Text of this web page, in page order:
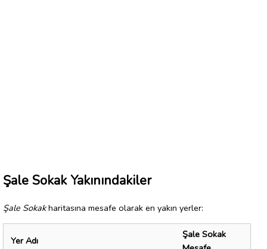
Şale Sokak Yakınındakiler
Şale Sokakharitasına mesafe olarak en yakın yerler:
Yer Adı
Şale Sokak